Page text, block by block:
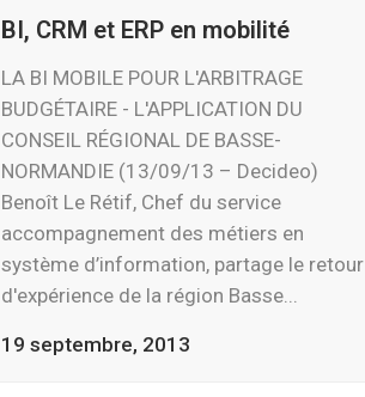
BI, CRM et ERP en mobilité
LA BI MOBILE POUR L'ARBITRAGE
BUDGÉTAIRE - L'APPLICATION DU
CONSEIL RÉGIONAL DE BASSE-
NORMANDIE (13/09/13 – Decideo)
Benoît Le Rétif, Chef du service
accompagnement des métiers en
système d’information, partage le retour
d'expérience de la région Basse...
19 septembre, 2013